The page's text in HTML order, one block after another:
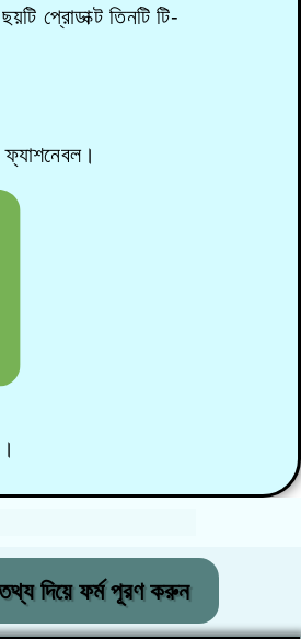
প্রোডাক্ট তিনটি টি-
দিয়ে ফর্ম পূরণ করুন